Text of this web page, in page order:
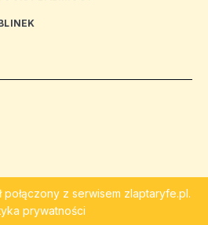
połączony z serwisem zlaptaryfe.pl.
prywatności